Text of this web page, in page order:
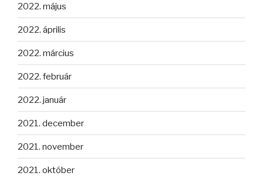
2022. május
2022. április
2022. március
2022. február
2022. január
2021. december
2021. november
2021. október